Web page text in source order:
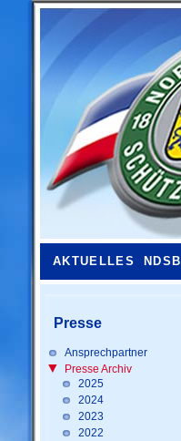
AKTUELLES NDSB
Presse
Ansprechpartner
Presse Archiv
2025
2024
2023
2022